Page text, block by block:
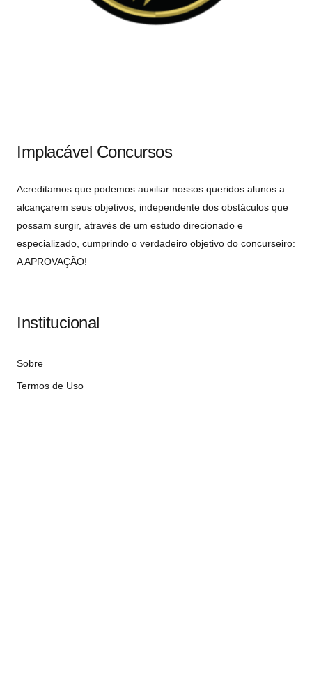
Implacável Concursos
Acreditamos que podemos auxiliar nossos queridos alunos a
alcançarem seus objetivos, independente dos obstáculos que
possam surgir, através de um estudo direcionado e
especializado, cumprindo o verdadeiro objetivo do concurseiro:
A APROVAÇÃO!
Institucional
Sobre
Termos de Uso